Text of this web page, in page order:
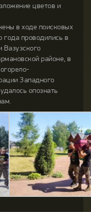
цветов и
в ходе поисковых
года проводились в
Вазузского
районе, в
Западного
опознать